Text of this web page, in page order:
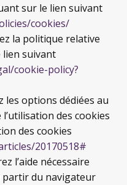
sur le lien suivant
cookies/
la politique relative
lien suivant
cookie-policy?
les options dédiées au
des cookies
des cookies
20170518#
l’aide nécessaire
partir du navigateur